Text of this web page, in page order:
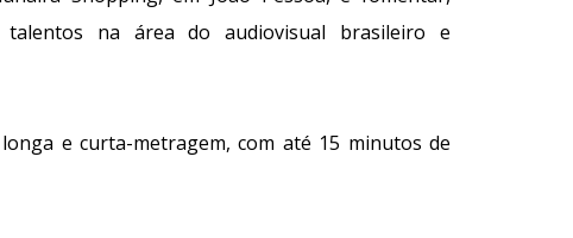
talentos na área do audiovisual brasileiro e
e curta-metragem, com até 15 minutos de